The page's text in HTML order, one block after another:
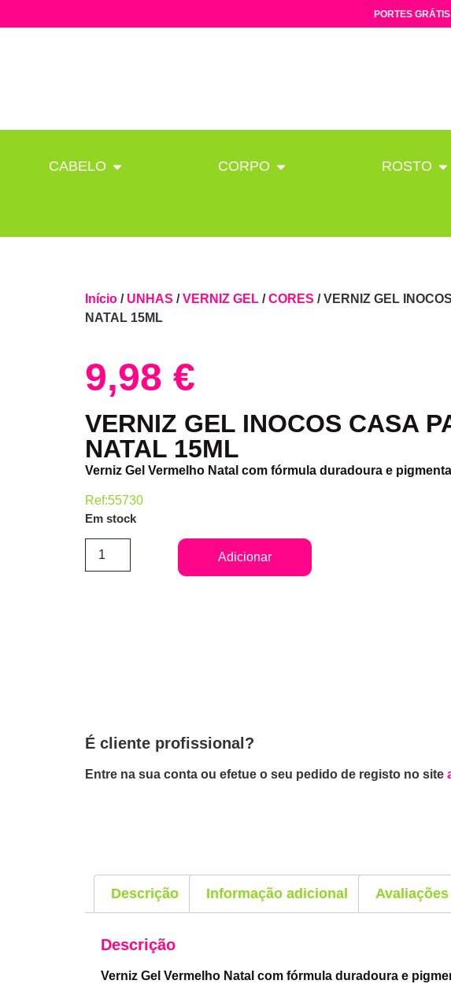
PORTES
CABELO CORPO ROSTO
Início/ UNHAS /VERNIZ GEL/CORES / VERNIZ GEL
NATAL 15ML
9,98 €
VERNIZ GEL INOCOS CASA
NATAL 15ML
Verniz Gel Vermelho Natal com fórmula duradoura e
Ref:55730
Em stock
Adicionar
É cliente profissional?
Entre na sua conta ou efetue o seu pedido de registo no site
Descrição Informação adicional Avaliações
Descrição
Verniz Gel Vermelho Natal com fórmula duradoura e